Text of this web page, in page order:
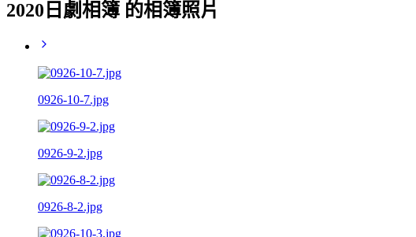
2020日劇相簿 的相簿照片
0926-10-7.jpg
0926-9-2.jpg
0926-8-2.jpg